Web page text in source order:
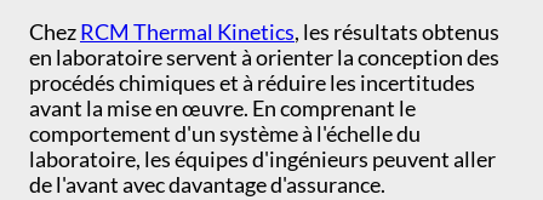
ChezRCM Thermal Kinetics, les résultats obtenus
en laboratoire servent à orienter la conception des
procédés chimiques et à réduire les incertitudes
avant la mise en œuvre. En comprenant le
comportement d'un système à l'échelle du
laboratoire, les équipes d'ingénieurs peuvent aller
de l'avant avec davantage d'assurance.